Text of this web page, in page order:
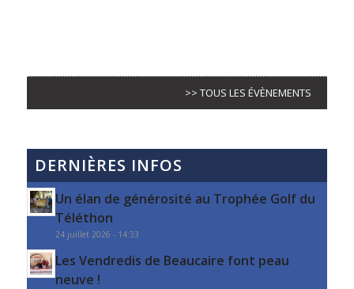
>> TOUS LES ÉVÈNEMENTS
DERNIÈRES INFOS
Un élan de générosité au Trophée Golf du
Téléthon
24 juillet 2026 - 14:33
Les Vendredis de Beaucaire font peau
neuve !